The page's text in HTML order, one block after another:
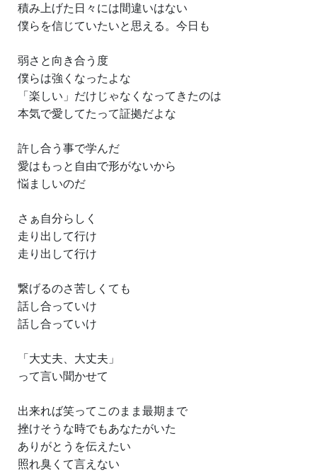
積み上げた日々には間違いはない
僕らを信じていたいと思える。今日も
弱さと向き合う度
僕らは強くなったよな
「楽しい」だけじゃなくなってきたのは
本気で愛してたって証拠だよな
許し合う事で学んだ
愛はもっと自由で形がないから
悩ましいのだ
さぁ自分らしく
走り出して行け
走り出して行け
繋げるのさ苦しくても
話し合っていけ
話し合っていけ
「大丈夫、大丈夫」
って言い聞かせて
出来れば笑ってこのまま最期まで
挫けそうな時でもあなたがいた
ありがとうを伝えたい
照れ臭くて言えない